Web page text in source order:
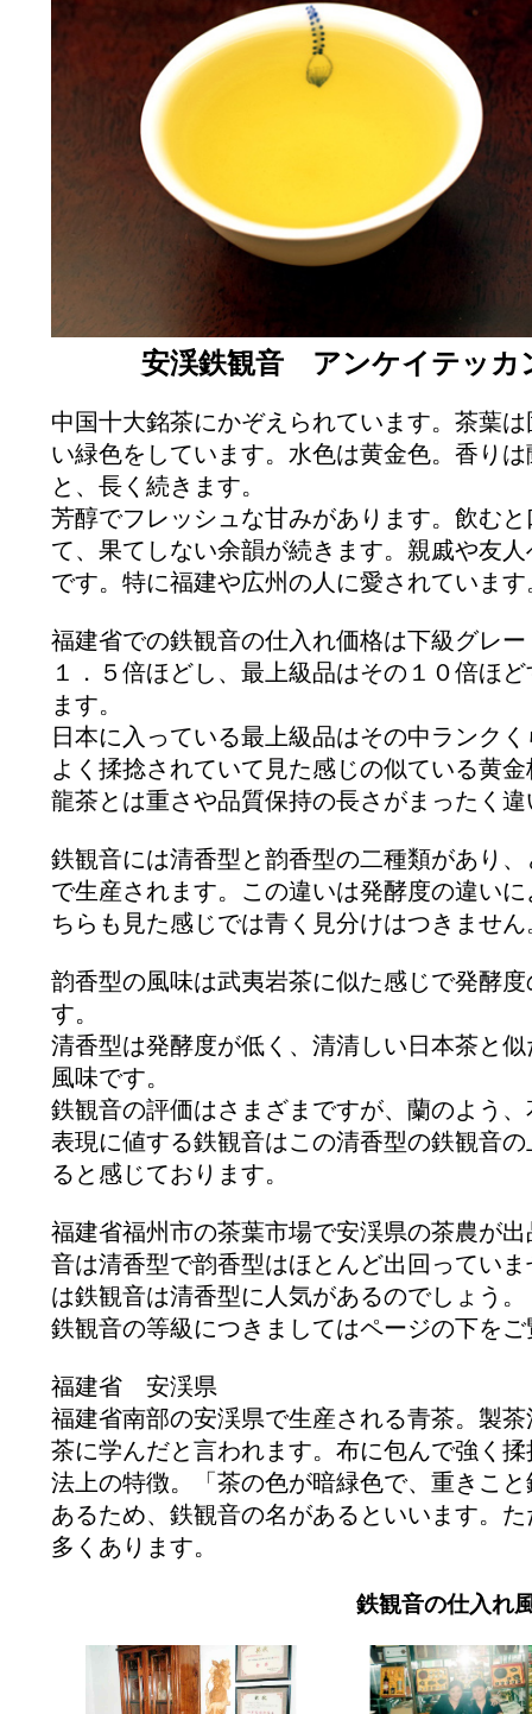
安渓鉄観音 アンケイテッカ
中国十大銘茶にかぞえられています。茶葉
い緑色をしています。水色は黄金色。香り
と、長く続きます。
芳醇でフレッシュな甘みがあります。飲む
て、果てしない余韻が続きます。親戚や友
です。特に福建や広州の人に愛されています
福建省での鉄観音の仕入れ価格は下級グレ
１．５倍ほどし、最上級品はその１０倍ほ
ます。
日本に入っている最上級品はその中ランク
よく揉捻されていて見た感じの似ている黄
龍茶とは重さや品質保持の長さがまったく
鉄観音には清香型と韵香型の二種類があり
で生産されます。この違いは発酵度の違い
ちらも見た感じでは青く見分けはつきません
韵香型の風味は武夷岩茶に似た感じで発酵
す。
清香型は発酵度が低く、清清しい日本茶と
風味です。
鉄観音の評価はさまざまですが、蘭のよう
表現に値する鉄観音はこの清香型の鉄観音
ると感じております。
福建省福州市の茶葉市場で安渓県の茶農が
音は清香型で韵香型はほとんど出回ってい
は鉄観音は清香型に人気があるのでしょう。
鉄観音の等級につきましてはページの下を
福建省 安渓県
福建省南部の安渓県で生産される青茶。製
茶に学んだと言われます。布に包んで強く
法上の特徴。「茶の色が暗緑色で、重きこ
あるため、鉄観音の名があるといいます。
多くあります。
鉄観音の仕入れ